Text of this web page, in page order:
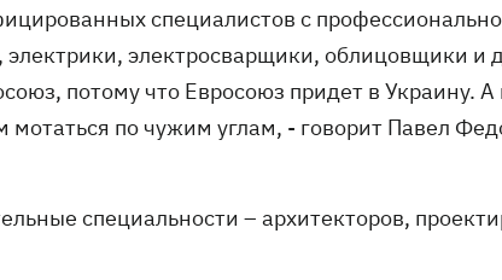
специалистов с
электросварщики, облицовщики и
потому что Евросоюз придет в Украину. А
мотаться по чужим углам, - говорит Павел
специальности – архитекторов,